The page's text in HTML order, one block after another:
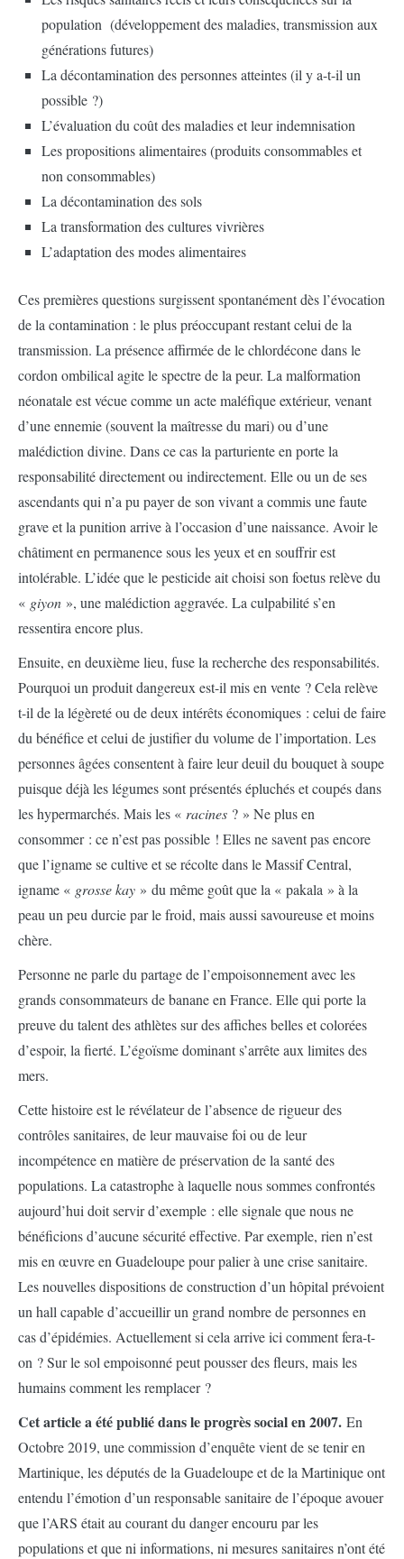
population (développement des maladies, transmission aux
générations futures)
La décontamination des personnes atteintes (il y a-t-il un
possible ?)
L’évaluation du coût des maladies et leur indemnisation
Les propositions alimentaires (produits consommables et
non consommables)
La décontamination des sols
La transformation des cultures vivrières
L’adaptation des modes alimentaires
Ces premières questions surgissent spontanément dès l’évocation
de la contamination : le plus préoccupant restant celui de la
transmission. La présence affirmée de le chlordécone dans le
cordon ombilical agite le spectre de la peur. La malformation
néonatale est vécue comme un acte maléfique extérieur, venant
d’une ennemie (souvent la maîtresse du mari) ou d’une
malédiction divine. Dans ce cas la parturiente en porte la
responsabilité directement ou indirectement. Elle ou un de ses
ascendants qui n’a pu payer de son vivant a commis une faute
grave et la punition arrive à l’occasion d’une naissance. Avoir le
châtiment en permanence sous les yeux et en souffrir est
intolérable. L’idée que le pesticide ait choisi son foetus relève du
« giyon », une malédiction aggravée. La culpabilité s’en
ressentira encore plus.
Ensuite, en deuxième lieu, fuse la recherche des responsabilités.
Pourquoi un produit dangereux est-il mis en vente ? Cela relève
t-il de la légèreté ou de deux intérêts économiques : celui de faire
du bénéfice et celui de justifier du volume de l’importation. Les
personnes âgées consentent à faire leur deuil du bouquet à soupe
puisque déjà les légumes sont présentés épluchés et coupés dans
les hypermarchés. Mais les « racines ? » Ne plus en
consommer : ce n’est pas possible ! Elles ne savent pas encore
que l’igname se cultive et se récolte dans le Massif Central,
igname « grosse kay » du même goût que la « pakala » à la
peau un peu durcie par le froid, mais aussi savoureuse et moins
chère.
Personne ne parle du partage de l’empoisonnement avec les
grands consommateurs de banane en France. Elle qui porte la
preuve du talent des athlètes sur des affiches belles et colorées
d’espoir, la fierté. L’égoïsme dominant s’arrête aux limites des
mers.
Cette histoire est le révélateur de l’absence de rigueur des
contrôles sanitaires, de leur mauvaise foi ou de leur
incompétence en matière de préservation de la santé des
populations. La catastrophe à laquelle nous sommes confrontés
aujourd’hui doit servir d’exemple : elle signale que nous ne
bénéficions d’aucune sécurité effective. Par exemple, rien n’est
mis en œuvre en Guadeloupe pour palier à une crise sanitaire.
Les nouvelles dispositions de construction d’un hôpital prévoient
un hall capable d’accueillir un grand nombre de personnes en
cas d’épidémies. Actuellement si cela arrive ici comment fera-t-
on ? Sur le sol empoisonné peut pousser des fleurs, mais les
humains comment les remplacer ?
Cet article a été publié dans le progrès social en 2007. En
Octobre 2019, une commission d’enquête vient de se tenir en
Martinique, les députés de la Guadeloupe et de la Martinique ont
entendu l’émotion d’un responsable sanitaire de l’époque avouer
que l’ARS était au courant du danger encouru par les
populations et que ni informations, ni mesures sanitaires n’ont été